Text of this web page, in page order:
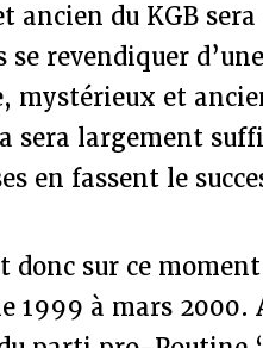
ancien du KGB
revendiquer
mystérieux et
sera largement
en fassent le
sur ce
1999 à mars 2000.